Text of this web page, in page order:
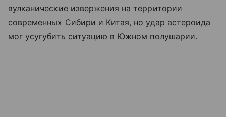
вулканические извержения на территории
современных Сибири и Китая, но удар астероида
мог усугубить ситуацию в Южном полушарии.